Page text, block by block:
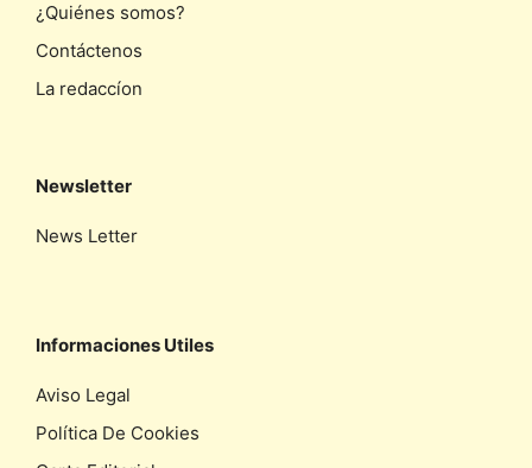
¿Quiénes somos?
Contáctenos
La redaccíon
Newsletter
News Letter
Informaciones Utiles
Aviso Legal
Política De Cookies